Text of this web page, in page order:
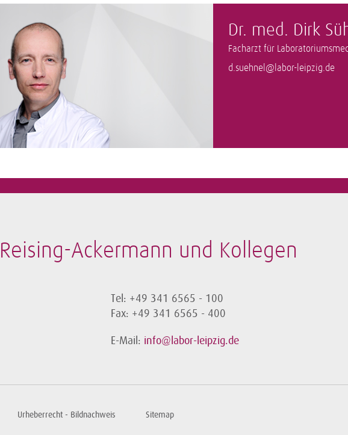
Dr. med. Dirk
Facharzt für
d.suehnel@labor-leipzig.de
Ackermann und Kollegen
Tel: +49 341 6565 - 100
Fax: +49 341 6565 - 400
E-Mail: info@labor-leipzig.de
Urheberrecht - Bildnachweis Sitemap